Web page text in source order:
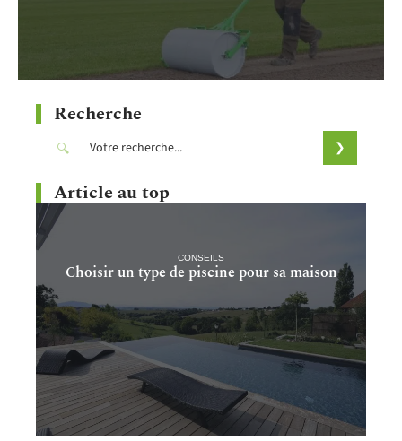
Recherche
Article au top
CONSEILS
Choisir un type de piscine pour sa maison